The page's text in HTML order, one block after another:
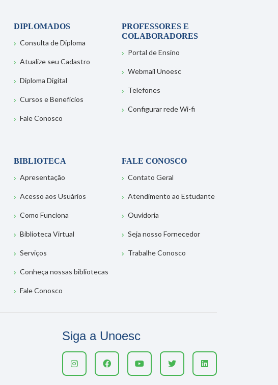
DIPLOMADOS
Consulta de Diploma
Atualize seu Cadastro
Diploma Digital
Cursos e Benefícios
Fale Conosco
PROFESSORES E
COLABORADORES
Portal de Ensino
Webmail Unoesc
Telefones
Configurar rede Wi-fi
BIBLIOTECA
Apresentação
Acesso aos Usuários
Como Funciona
Biblioteca Virtual
Serviços
Conheça nossas bibliotecas
Fale Conosco
FALE CONOSCO
Contato Geral
Atendimento ao Estudante
Ouvidoria
Seja nosso Fornecedor
Trabalhe Conosco
Siga a Unoesc